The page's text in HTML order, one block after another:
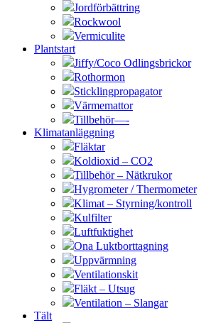
Jordförbättring
Rockwool
Vermiculite
Plantstart
Jiffy/Coco Odlingsbrickor
Rothormon
Sticklingpropagator
Värmemattor
Tillbehör—-
Klimatanläggning
Fläktar
Koldioxid – CO2
Tillbehör – Nätkrukor
Hygrometer / Thermometer
Klimat – Styrning/kontroll
Kulfilter
Luftfuktighet
Ona Luktborttagning
Uppvärmning
Ventilationskit
Fläkt – Utsug
Ventilation – Slangar
Tält